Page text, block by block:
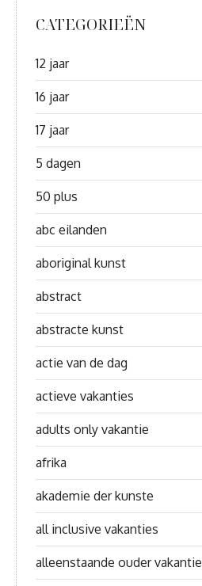
CATEGORIEËN
12 jaar
16 jaar
17 jaar
5 dagen
50 plus
abc eilanden
aboriginal kunst
abstract
abstracte kunst
actie van de dag
actieve vakanties
adults only vakantie
afrika
akademie der kunste
all inclusive vakanties
alleenstaande ouder vakantie